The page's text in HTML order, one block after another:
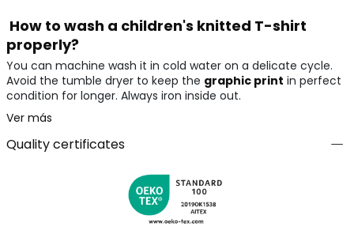
How to wash a children's knitted T-shirt
properly?
You can machine wash it in cold water on a delicate cycle.
Avoid the tumble dryer to keep the graphic print in perfect
condition for longer. Always iron inside out.
Ver más
Quality certificates